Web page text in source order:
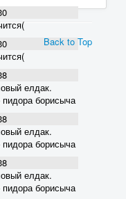
елдак.
пидора борисыча
елдак.
пидора борисыча
елдак.
пидора борисыча
Back to Top